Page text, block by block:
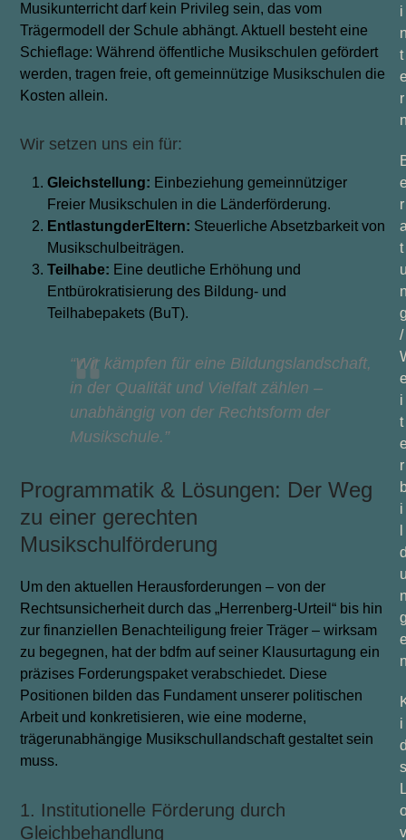
Musikunterricht darf kein Privileg sein, das vom
Trägermodell der Schule abhängt. Aktuell besteht eine
Schieflage: Während öffentliche Musikschulen gefördert
werden, tragen freie, oft gemeinnützige Musikschulen die
Kosten allein.
Wir setzen uns ein für:
Gleichstellung: Einbeziehung gemeinnütziger
Freier Musikschulen in die Länderförderung.
EntlastungderEltern: Steuerliche Absetzbarkeit von
Musikschulbeiträgen.
Teilhabe: Eine deutliche Erhöhung und
Entbürokratisierung des Bildung- und
Teilhabepakets (BuT).
“Wirkämpfen für eine Bildungslandschaft,
in der Qualität und Vielfaltzählen–
unabhängig von der Rechtsform der
Musikschule.”
Programmatik & Lösungen: Der Weg
zu einer gerechten
Musikschulförderung
Um den aktuellen Herausforderungen – von der
Rechtsunsicherheit durch das „Herrenberg-Urteil“ bis hin
zur finanziellen Benachteiligung freier Träger – wirksam
zu begegnen, hat der bdfm auf seiner Klausurtagung ein
präzises Forderungspaket verabschiedet. Diese
Positionen bilden das Fundament unserer politischen
Arbeit und konkretisieren, wie eine moderne,
trägerunabhängige Musikschullandschaft gestaltet sein
muss.
1. Institutionelle Förderung durch
Gleichbehandlung
i
t
r
r
t
/
i
t
r
i
i
s
v